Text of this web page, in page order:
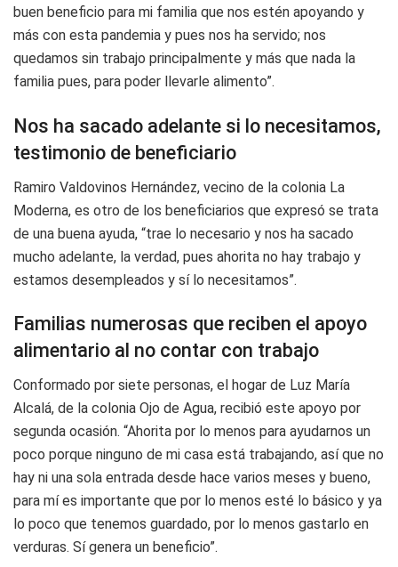
buen beneficio para mi familia que nos estén apoyando y
más con esta pandemia y pues nos ha servido; nos
quedamos sin trabajo principalmente y más que nada la
familia pues, para poder llevarle alimento”.
Nos ha sacado adelante si lo necesitamos,
testimonio de beneficiario
Ramiro Valdovinos Hernández, vecino de la colonia La
Moderna, es otro de los beneficiarios que expresó se trata
de una buena ayuda, “trae lo necesario y nos ha sacado
mucho adelante, la verdad, pues ahorita no hay trabajo y
estamos desempleados y sí lo necesitamos”.
Familias numerosas que reciben el apoyo
alimentario al no contar con trabajo
Conformado por siete personas, el hogar de Luz María
Alcalá, de la colonia Ojo de Agua, recibió este apoyo por
segunda ocasión. “Ahorita por lo menos para ayudarnos un
poco porque ninguno de mi casa está trabajando, así que no
hay ni una sola entrada desde hace varios meses y bueno,
para mí es importante que por lo menos esté lo básico y ya
lo poco que tenemos guardado, por lo menos gastarlo en
verduras. Sí genera un beneficio”.